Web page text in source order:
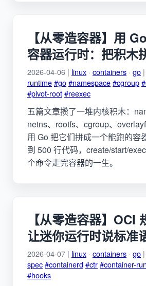
【从零造容器】用
容器运行时：把积木
2026-04-06 | linux · containers · go |
runtime#go#namespace#cgroup
#pivot-root#reexec
五篇文章攒了一堆内核积木：
netns、rootfs、cgroup、
用 Go 把它们拼成一个能跑的容
到 500 行代码，create/start/
个命令走完容器的一生。
【从零造容器】OCI
让迷你运行时说标准
2026-04-07 | linux · containers · go |
spec#containerd#ctr#container-
#hooks